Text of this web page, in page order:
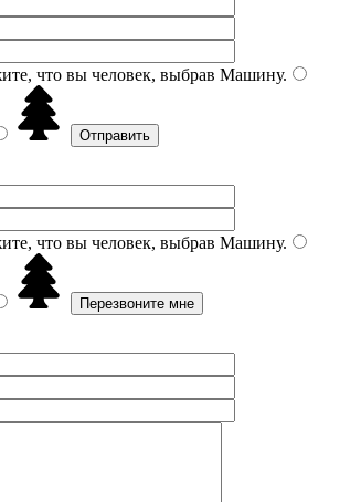
что вы человек, выбрав Машину.
что вы человек, выбрав Машину.